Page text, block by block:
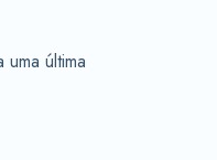
última